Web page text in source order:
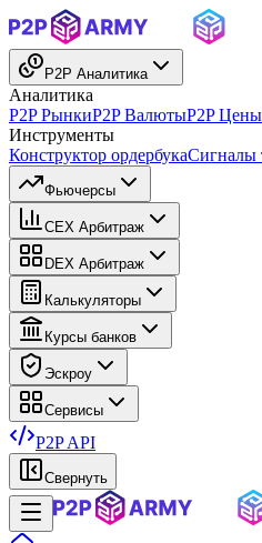
P2P Аналитика
Аналитика
P2P РынкиP2P ВалютыP2P Цены
Инструменты
Конструктор ордербукаСигналы
Фьючерсы
CEX Арбитраж
DEX Арбитраж
Калькуляторы
Курсы банков
Эскроу
Сервисы
P2P API
Свернуть